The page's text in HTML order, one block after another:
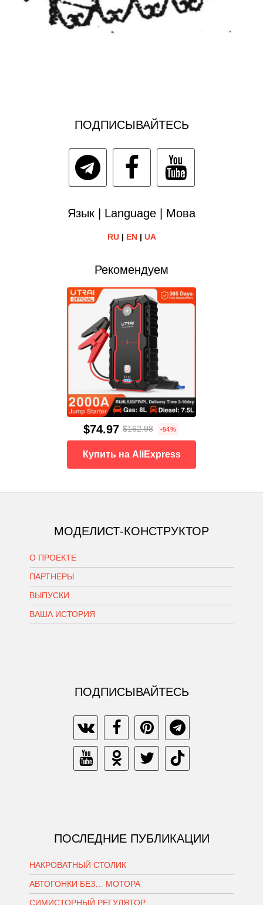
ПОДПИСЫВАЙТЕСЬ
Язык | Language | Мова
RU| EN| UA
Рекомендуем
$74.97 $162.98 -54%
Купить на AliExpress
МОДЕЛИСТ-КОНСТРУКТОР
О ПРОЕКТЕ
ПАРТНЕРЫ
ВЫПУСКИ
ВАША ИСТОРИЯ
ПОДПИСЫВАЙТЕСЬ
ПОСЛЕДНИЕ ПУБЛИКАЦИИ
НАКРОВАТНЫЙ СТОЛИК
АВТОГОНКИ БЕЗ… МОТОРА
СИМИСТОРНЫЙ РЕГУЛЯТОР